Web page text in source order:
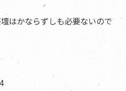
はかならずしも必要ないので